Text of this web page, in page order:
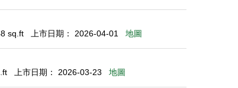
sq.ft 上市日期： 2026-04-01 地圖
上市日期： 2026-03-23 地圖